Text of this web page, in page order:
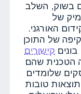
בשוק, השלב
של
האורגני.
של התוכן
קישורים
הטכנית שהם
שלומדים
טובות